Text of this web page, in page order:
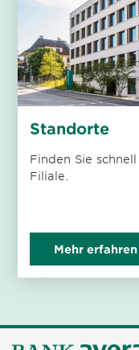
Standorte
Finden Sie
Filiale.
Mehr erfahren